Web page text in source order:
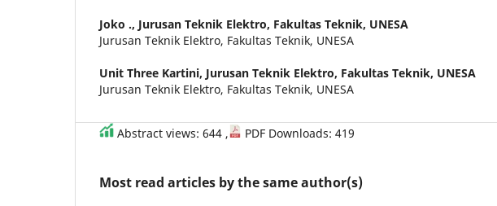
Joko ., Jurusan Teknik Elektro, Fakultas Teknik, UNESA
Jurusan Teknik Elektro, Fakultas Teknik, UNESA
Unit Three Kartini, Jurusan Teknik Elektro, Fakultas Teknik, UNESA
Jurusan Teknik Elektro, Fakultas Teknik, UNESA
Abstract views: 644 , PDF Downloads: 419
Most read articles by the same author(s)